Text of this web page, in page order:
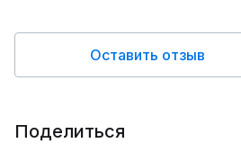
Оставить отзыв
Поделиться